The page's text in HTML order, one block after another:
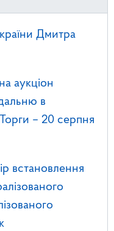
Дмитра
аукціон
в
Торги – 20 серпня